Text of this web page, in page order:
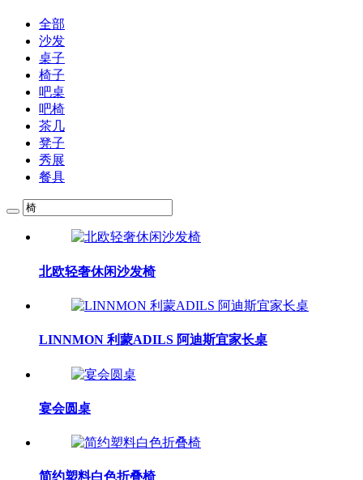
全部
沙发
桌子
椅子
吧桌
吧椅
茶几
凳子
秀展
餐具
北欧轻奢休闲沙发椅
LINNMON 利蒙ADILS 阿迪斯宜家长桌
宴会圆桌
简约塑料白色折叠椅